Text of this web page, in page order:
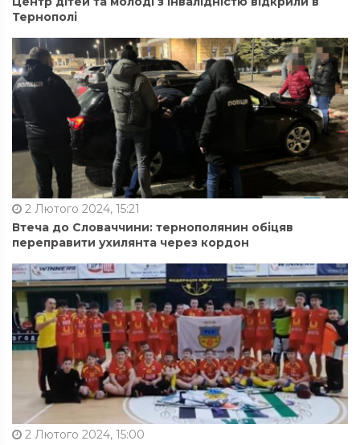
Тернополі
2 Лютого 2024, 15:21
Втеча до Словаччини: тернополянин обіцяв
переправити ухилянта через кордон
2 Лютого 2024, 15:00